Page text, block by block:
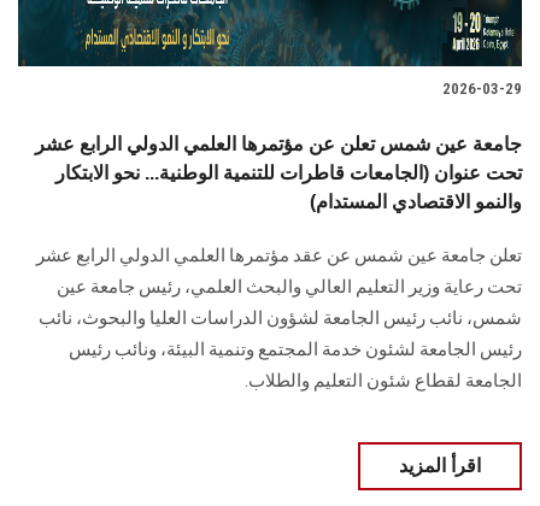
2026-03-29
جامعة عين شمس تعلن عن مؤتمرها العلمي الدولي الرابع عشر
تحت عنوان (الجامعات قاطرات للتنمية الوطنية... نحو الابتكار
والنمو الاقتصادي المستدام)
تعلن جامعة عين شمس عن عقد مؤتمرها العلمي الدولي الرابع عشر
تحت رعاية وزير التعليم العالي والبحث العلمي، رئيس جامعة عين
شمس، نائب رئيس الجامعة لشؤون الدراسات العليا ‏والبحوث، نائب
رئيس الجامعة لشئون خدمة المجتمع وتنمية البيئة، ونائب رئيس
الجامعة لقطاع شئون التعليم والطلاب.
اقرأ المزيد